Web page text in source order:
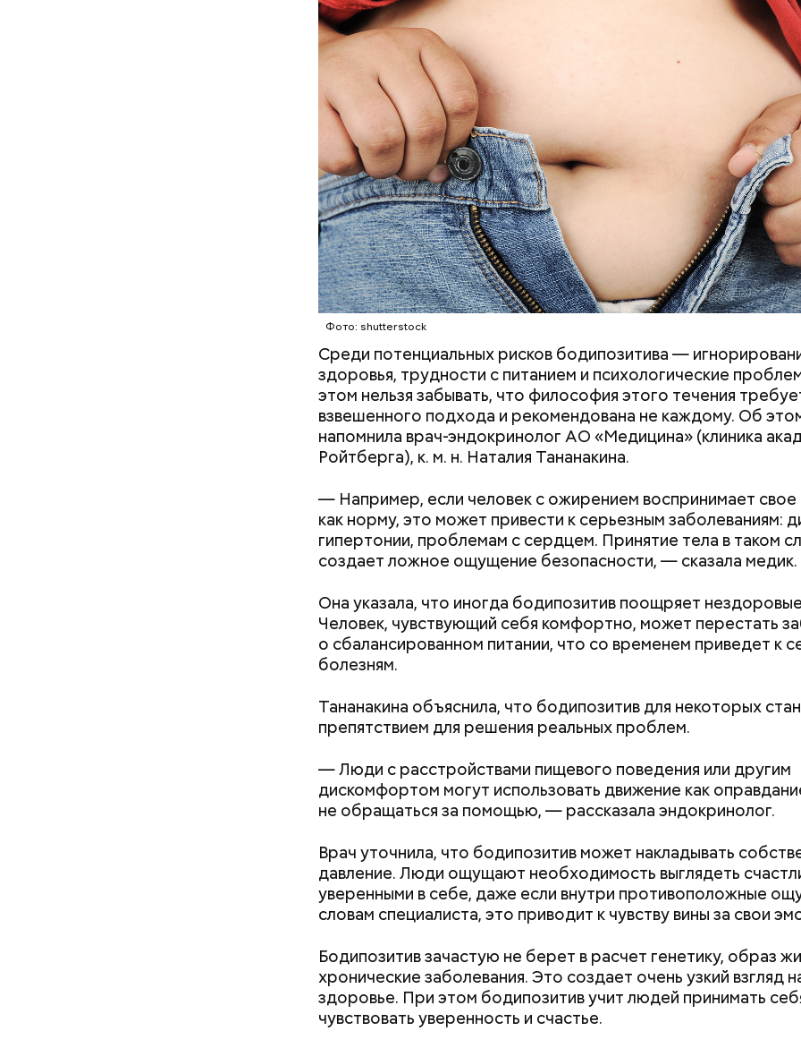
Фото: shutterstock
Среди потенциальных рисков бодипозитива —
здоровья, трудности с питанием и психологические
этом нельзя забывать, что философия этого течения
взвешенного подхода и рекомендована не каждому. Об
напомнила врач-эндокринолог АО «Медицина» (клиника
Ройтберга), к. м. н. Наталия Тананакина.
— Например, если человек с ожирением воспринимает свое
как норму, это может привести к серьезным заболеваниям:
гипертонии, проблемам с сердцем. Принятие тела в таком
создает ложное ощущение безопасности, — сказала медик.
Она указала, что иногда бодипозитив поощряет
Человек, чувствующий себя комфортно, может перестать
о сбалансированном питании, что со временем приведет к
болезням.
Тананакина объяснила, что бодипозитив для некоторых
препятствием для решения реальных проблем.
— Люди с расстройствами пищевого поведения или другим
дискомфортом могут использовать движение как
не обращаться за помощью, — рассказала эндокринолог.
Врач уточнила, что бодипозитив может накладывать
давление. Люди ощущают необходимость выглядеть
уверенными в себе, даже если внутри противоположные
словам специалиста, это приводит к чувству вины за свои
Бодипозитив зачастую не берет в расчет генетику, образ
хронические заболевания. Это создает очень узкий взгляд
здоровье. При этом бодипозитив учит людей принимать
чувствовать уверенность и счастье.
— Кабачки, порезанные кубиками, нужно легко обжарить на
сковороде. К ним добавляются зелень петрушки, чеснок,
оливковое масло. Получается очень вкусно, — поделился
Копылов.
Спагетти из кабачков
Однако диетолог предупредила: не для всех дыня может
полезна. В первую очередь ее стоит есть с
с сахарным диабетом;
лишним весом.
— Наиболее распространенные борщ, щи, котлеты, салаты,
творогом и сыром, пироги, омлет, запеканка. Щавеля там
разнообразнее рацион питания человека, тем лучше.
исключает вероятность возникновения дефицитов
заверил специалист.
Вовсю идет и сезон черешни. «Вечерняя Москва» узнала у
эндокринолога-диетолога Натальи Лазуренко,как
ягодус пользой для здоровья.
«Иллюзия контроля»: можно
ли снизить уровень
холестерина только с
помощью диеты
Выломал дверь
зарезал: почему
жестоко убил
жену